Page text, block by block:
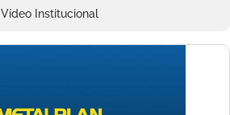
Vídeo Institucional